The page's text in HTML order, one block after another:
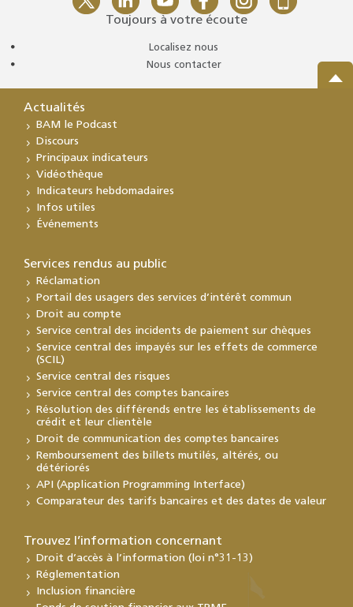
Toujours à votre écoute
Localisez nous
Nous contacter
Actualités
BAM le Podcast
Discours
Principaux indicateurs
Vidéothèque
Indicateurs hebdomadaires
Infos utiles
Événements
Services rendus au public
Réclamation
Portail des usagers des services d’intérêt commun
Droit au compte
Service central des incidents de paiement sur chèques
Service central des impayés sur les effets de commerce
(SCIL)
Service central des risques
Service central des comptes bancaires
Résolution des différends entre les établissements de
crédit et leur clientèle
Droit de communication des comptes bancaires
Remboursement des billets mutilés, altérés, ou
détériorés
API (Application Programming Interface)
Comparateur des tarifs bancaires et des dates de valeur
Trouvez l’information concernant
Droit d’accès à l’information (loi n°31-13)
Réglementation
Inclusion financière